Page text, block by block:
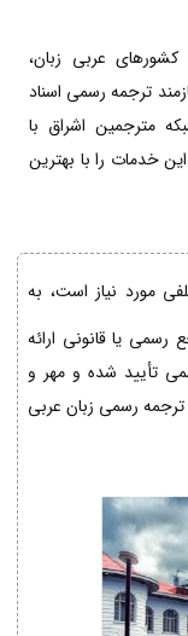
عربی زبان،
ترجمه رسمی اسناد
مترجمین اشراق با
خدمات را با بهترین
مورد نیاز است، به
رسمی یا قانونی ارائه
تأیید شده و مهر و
ترجمه رسمی زبان عربی